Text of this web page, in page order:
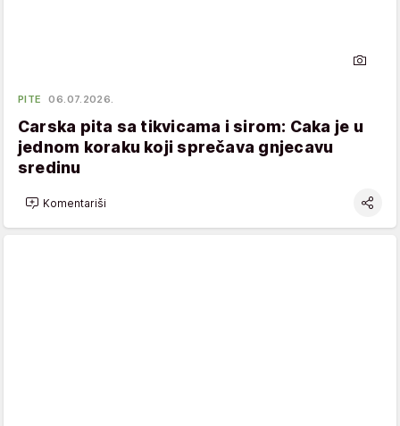
PITE 06.07.2026.
Carska pita sa tikvicama i sirom: Caka je u
jednom koraku koji sprečava gnjecavu
sredinu
Komentariši